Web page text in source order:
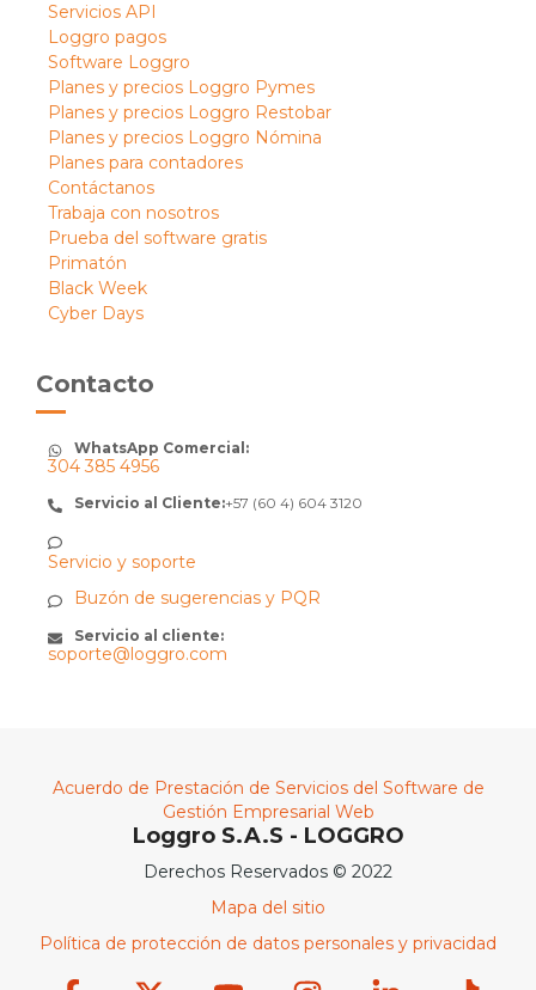
Servicios API
Loggro pagos
Software Loggro
Planes y precios Loggro Pymes
Planes y precios Loggro Restobar
Planes y precios Loggro Nómina
Planes para contadores
Contáctanos
Trabaja con nosotros
Prueba del software gratis
Primatón
Black Week
Cyber Days
Contacto
WhatsApp Comercial:
304 385 4956
Servicio al Cliente:+57 (60 4) 604 3120
Servicio y soporte
Buzón de sugerencias y PQR
Servicio al cliente:
soporte@loggro.com
Acuerdo de Prestación de Servicios del Software de
Gestión Empresarial Web
Loggro S.A.S - LOGGRO
Derechos Reservados © 2022
Mapa del sitio
Política de protección de datos personales y privacidad